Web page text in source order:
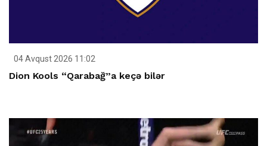
04 Avqust 2026 11:02
Dion Kools “Qarabağ”a keçə bilər